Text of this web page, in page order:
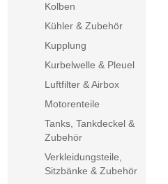
Kolben
Kühler & Zubehör
Kupplung
Kurbelwelle & Pleuel
Luftfilter & Airbox
Motorenteile
Tanks, Tankdeckel &
Zubehör
Verkleidungsteile,
Sitzbänke & Zubehör